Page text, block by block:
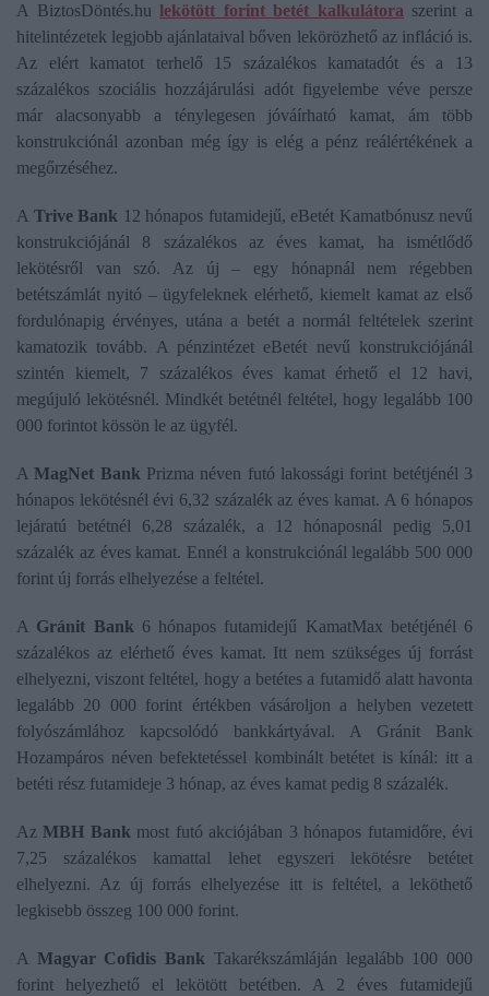
A BiztosDöntés.hu lekötött forint betét kalkulátora szerint a
hitelintézetek legjobb ajánlataival bőven lekörözhető az infláció is.
Az elért kamatot terhelő 15 százalékos kamatadót és a 13
százalékos szociális hozzájárulási adót figyelembe véve persze
már alacsonyabb a ténylegesen jóváírható kamat, ám több
konstrukciónál azonban még így is elég a pénz reálértékének a
megőrzéséhez.
A Trive Bank 12 hónapos futamidejű, eBetét Kamatbónusz nevű
konstrukciójánál 8 százalékos az éves kamat, ha ismétlődő
lekötésről van szó. Az új – egy hónapnál nem régebben
betétszámlát nyitó – ügyfeleknek elérhető, kiemelt kamat az első
fordulónapig érvényes, utána a betét a normál feltételek szerint
kamatozik tovább. A pénzintézet eBetét nevű konstrukciójánál
szintén kiemelt, 7 százalékos éves kamat érhető el 12 havi,
megújuló lekötésnél. Mindkét betétnél feltétel, hogy legalább 100
000 forintot kössön le az ügyfél.
A MagNet Bank Prizma néven futó lakossági forint betétjénél 3
hónapos lekötésnél évi 6,32 százalék az éves kamat. A 6 hónapos
lejáratú betétnél 6,28 százalék, a 12 hónaposnál pedig 5,01
százalék az éves kamat. Ennél a konstrukciónál legalább 500 000
forint új forrás elhelyezése a feltétel.
A Gránit Bank 6 hónapos futamidejű KamatMax betétjénél 6
százalékos az elérhető éves kamat. Itt nem szükséges új forrást
elhelyezni, viszont feltétel, hogy a betétes a futamidő alatt havonta
legalább 20 000 forint értékben vásároljon a helyben vezetett
folyószámlához kapcsolódó bankkártyával. A Gránit Bank
Hozampáros néven befektetéssel kombinált betétet is kínál: itt a
betéti rész futamideje 3 hónap, az éves kamat pedig 8 százalék.
Az MBH Bank most futó akciójában 3 hónapos futamidőre, évi
7,25 százalékos kamattal lehet egyszeri lekötésre betétet
elhelyezni. Az új forrás elhelyezése itt is feltétel, a leköthető
legkisebb összeg 100 000 forint.
A Magyar Cofidis Bank Takarékszámláján legalább 100 000
forint helyezhető el lekötött betétben. A 2 éves futamidejű